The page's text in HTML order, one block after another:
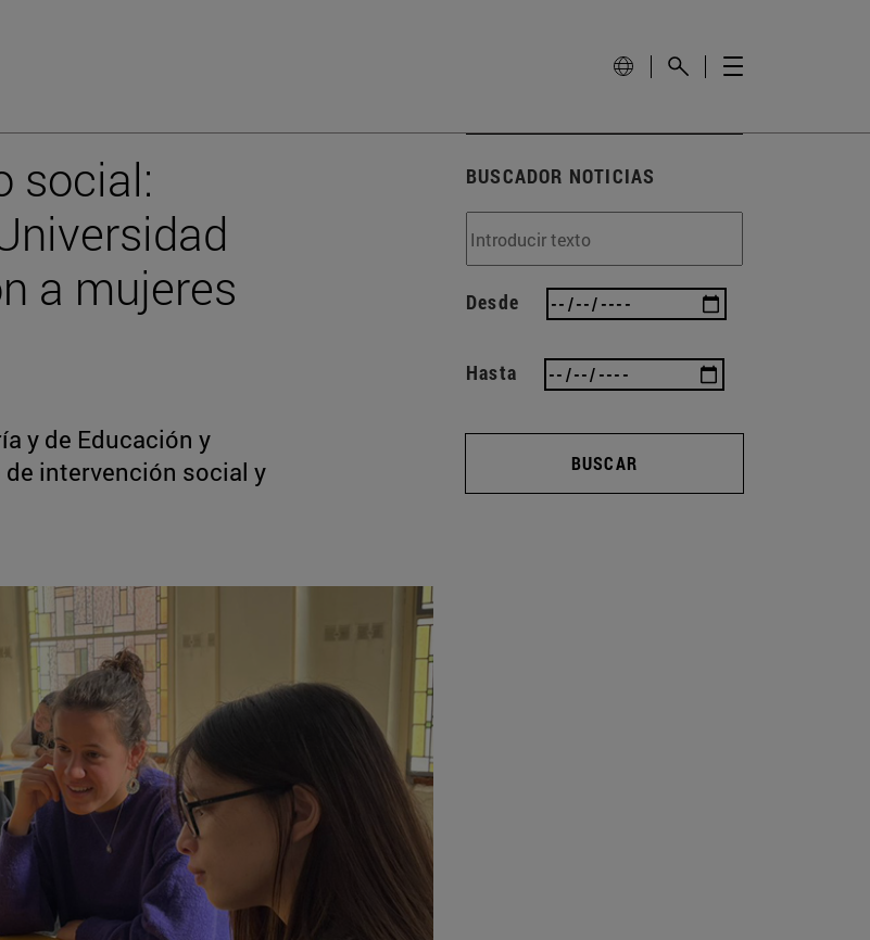
social:
a mujeres
y de Educación y
intervención social y
BUSCADOR NOTICIAS
Desde
Hasta
BUSCAR